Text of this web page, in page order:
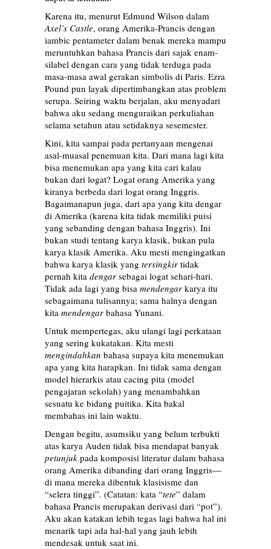
Karena itu, menurut Edmund Wilson dalam
Axel’s Castle, orang Amerika-Prancis dengan
iambic pentameter dalam benak mereka mampu
meruntuhkan bahasa Prancis dari sajak enam-
silabel dengan cara yang tidak terduga pada
masa-masa awal gerakan simbolis di Paris. Ezra
Pound pun layak dipertimbangkan atas problem
serupa. Seiring waktu berjalan, aku menyadari
bahwa aku sedang menguraikan perkuliahan
selama setahun atau setidaknya sesemester.
Kini, kita sampai pada pertanyaan mengenai
asal-muasal penemuan kita. Dari mana lagi kita
bisa menemukan apa yang kita cari kalau
bukan dari logat? Logat orang Amerika yang
kiranya berbeda dari logat orang Inggris.
Bagaimanapun juga, dari apa yang kita dengar
di Amerika (karena kita tidak memiliki puisi
yang sebanding dengan bahasa Inggris). Ini
bukan studi tentang karya klasik, bukan pula
karya klasik Amerika. Aku mesti mengingatkan
bahwa karya klasik yang tersingkir tidak
pernah kita dengar sebagai logat sehari-hari.
Tidak ada lagi yang bisa mendengar karya itu
sebagaimana tulisannya; sama halnya dengan
kita mendengar bahasa Yunani.
Untuk mempertegas, aku ulangi lagi perkataan
yang sering kukatakan. Kita mesti
mengindahkan bahasa supaya kita menemukan
apa yang kita harapkan. Ini tidak sama dengan
model hierarkis atau cacing pita (model
pengajaran sekolah) yang menambahkan
sesuatu ke bidang puitika. Kita bakal
membahas ini lain waktu.
Dengan begitu, asumsiku yang belum terbukti
atas karya Auden tidak bisa mendapat banyak
petunjuk pada komposisi literatur dalam bahasa
orang Amerika dibanding dari orang Inggris—
di mana mereka dibentuk klasisisme dan
“selera tinggi”. (Catatan: kata “tete” dalam
bahasa Prancis merupakan derivasi dari “pot”).
Aku akan katakan lebih tegas lagi bahwa hal ini
menarik tapi ada hal-hal yang jauh lebih
mendesak untuk saat ini.